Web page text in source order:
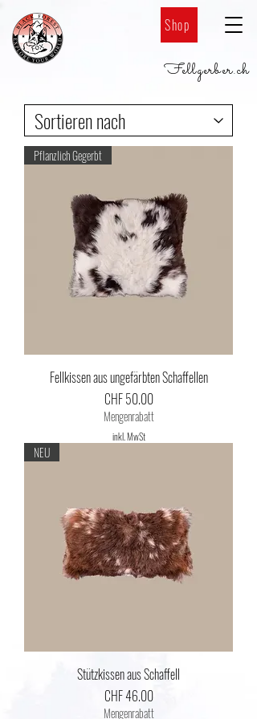
Shop
Fellgerber.ch
Pflanzlich Gegerbt
Fellkissen aus ungefärbten Schaffellen
Preis
CHF 50.00
Mengenrabatt
inkl. MwSt
NEU
Stützkissen aus Schaffell
Preis
CHF 46.00
Mengenrabatt